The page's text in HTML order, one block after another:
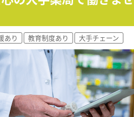
あり 教育制度あり 大手チェーン